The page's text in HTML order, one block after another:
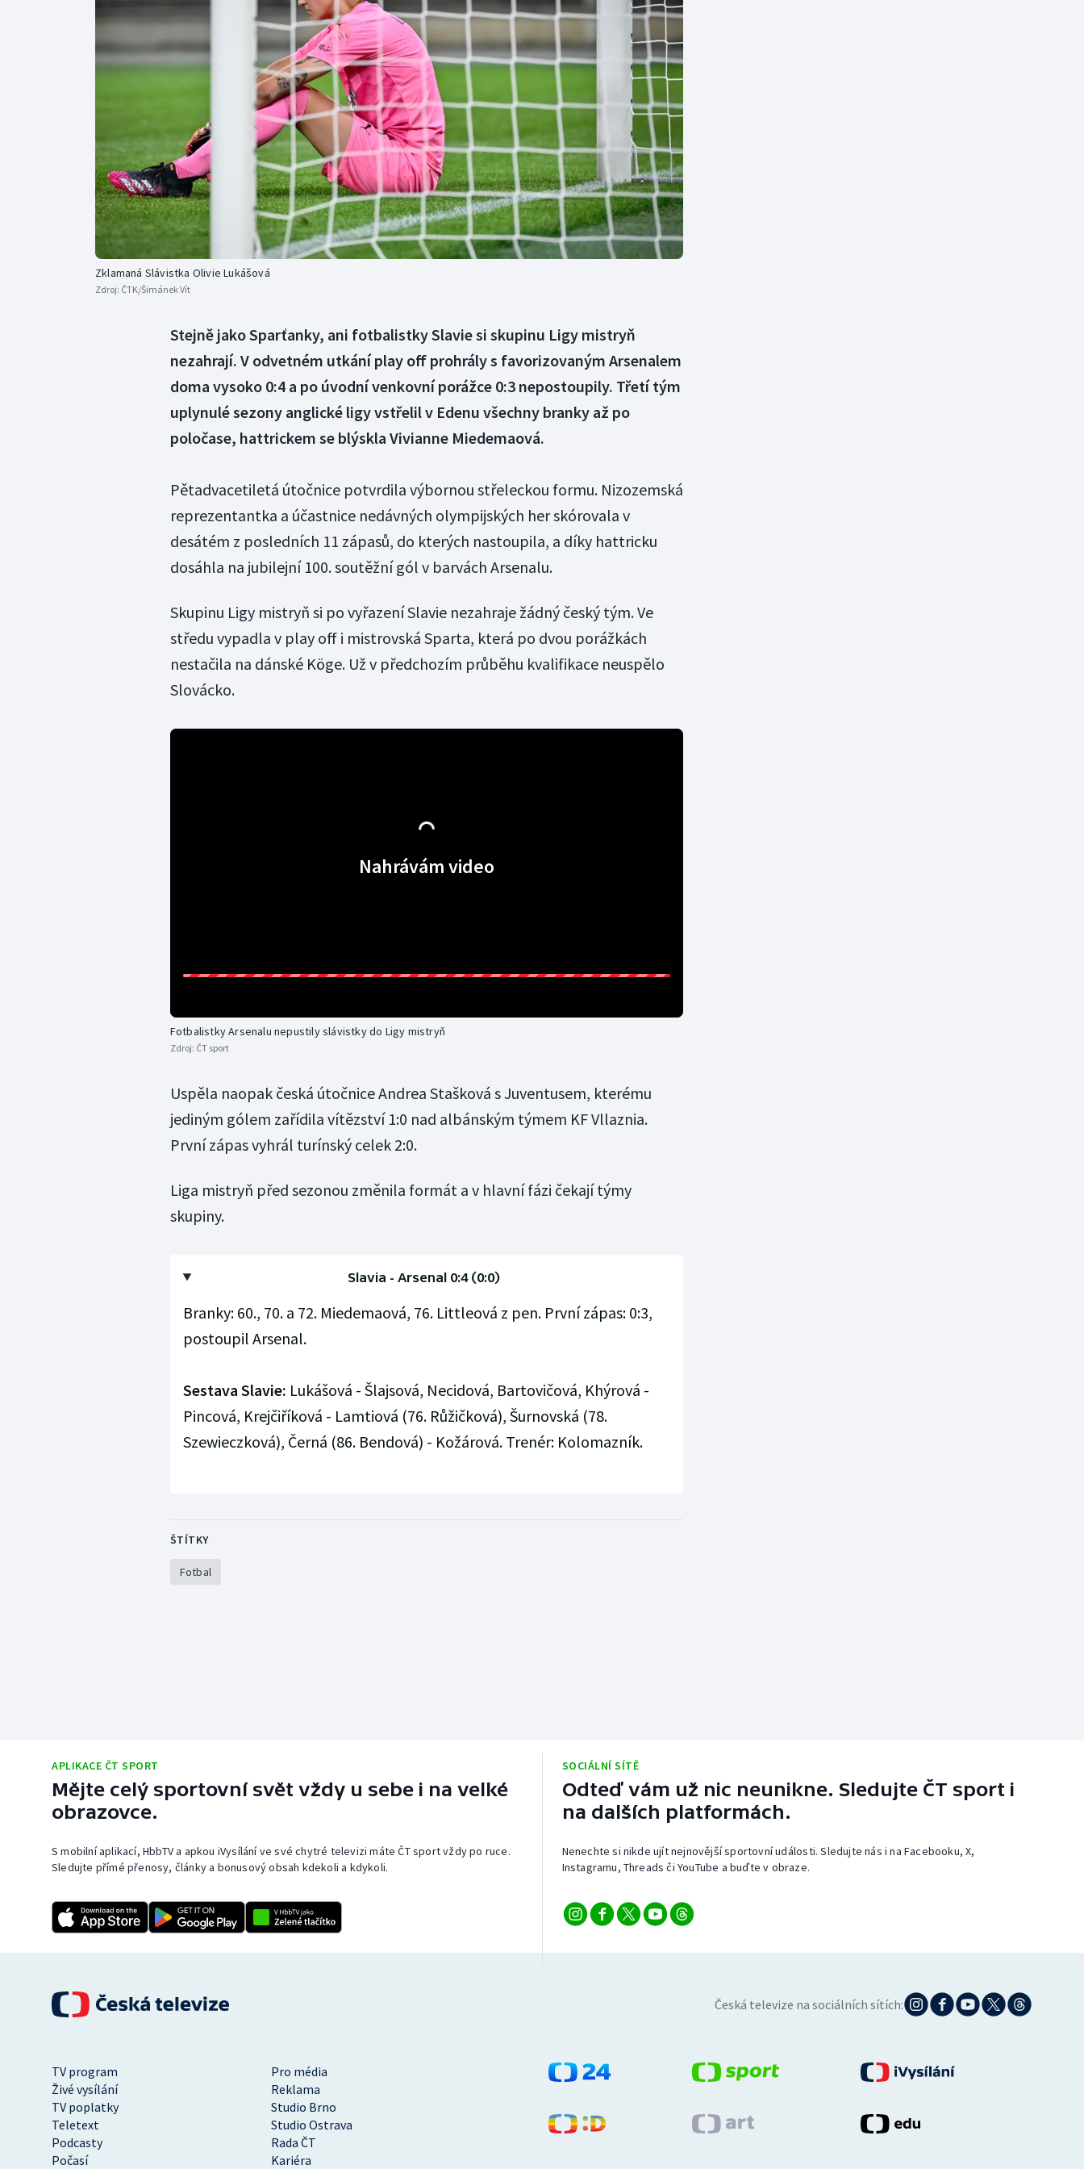
Dostihy
Florbal
Futsal
Golf
Gymnastika
Moderní pětiboj
Motorsport
Olympijské hry
Parasport
Plavání
Plážový volejbal
Triatlon
Veslování
Vodní slalom
Volejbal
Ostatní
Zklamaná Slávistka Olivie Lukášová
Zdroj: ČTK/Šimánek Vít
Stejně jako Sparťanky, ani fotbalistky Slavie si skupinu Ligy mistryň
nezahrají. V odvetném utkání play off prohrály s favorizovaným Arsenalem
doma vysoko 0:4 a po úvodní venkovní porážce 0:3 nepostoupily. Třetí tým
uplynulé sezony anglické ligy vstřelil v Edenu všechny branky až po
poločase, hattrickem se blýskla Vivianne Miedemaová.
Pětadvacetiletá útočnice potvrdila výbornou střeleckou formu. Nizozemská
reprezentantka a účastnice nedávných olympijských her skórovala v
desátém z posledních 11 zápasů, do kterých nastoupila, a díky hattricku
dosáhla na jubilejní 100. soutěžní gól v barvách Arsenalu.
Skupinu Ligy mistryň si po vyřazení Slavie nezahraje žádný český tým. Ve
středu vypadla v play off i mistrovská Sparta, která po dvou porážkách
nestačila na dánské Köge. Už v předchozím průběhu kvalifikace neuspělo
Slovácko.
Nahrávám video
Fotbalistky Arsenalu nepustily slávistky do Ligy mistryň
Zdroj: ČT sport
Uspěla naopak česká útočnice Andrea Stašková s Juventusem, kterému
jediným gólem zařídila vítězství 1:0 nad albánským týmem KF Vllaznia.
První zápas vyhrál turínský celek 2:0.
Liga mistryň před sezonou změnila formát a v hlavní fázi čekají týmy
skupiny.
Slavia - Arsenal 0:4 (0:0)
Branky: 60., 70. a 72. Miedemaová, 76. Littleová z pen. První zápas: 0:3,
postoupil Arsenal.
Sestava Slavie: Lukášová - Šlajsová, Necidová, Bartovičová, Khýrová -
Pincová, Krejčiříková - Lamtiová (76. Růžičková), Šurnovská (78.
Szewieczková), Černá (86. Bendová) - Kožárová. Trenér: Kolomazník.
ŠTÍTKY
Fotbal
APLIKACE ČT SPORT
Mějte celý sportovní svět vždy u sebe i na velké
obrazovce.
S mobilní aplikací, HbbTV a apkou iVysílání ve své chytré televizi máte ČT sport vždy po ruce.
Sledujte přímé přenosy, články a bonusový obsah kdekoli a kdykoli.
SOCIÁLNÍ SÍTĚ
Odteď vám už nic neunikne. Sledujte ČT sport i
na dalších platformách.
Nenechte si nikde ujít nejnovější sportovní události. Sledujte nás i na Facebooku, X,
Instagramu, Threads či YouTube a buďte v obraze.
Česká televize na sociálních sítích:
TV program
Pro média
Živé vysílání
Reklama
TV poplatky
Studio Brno
Teletext
Studio Ostrava
Podcasty
Rada ČT
Počasí
Kariéra